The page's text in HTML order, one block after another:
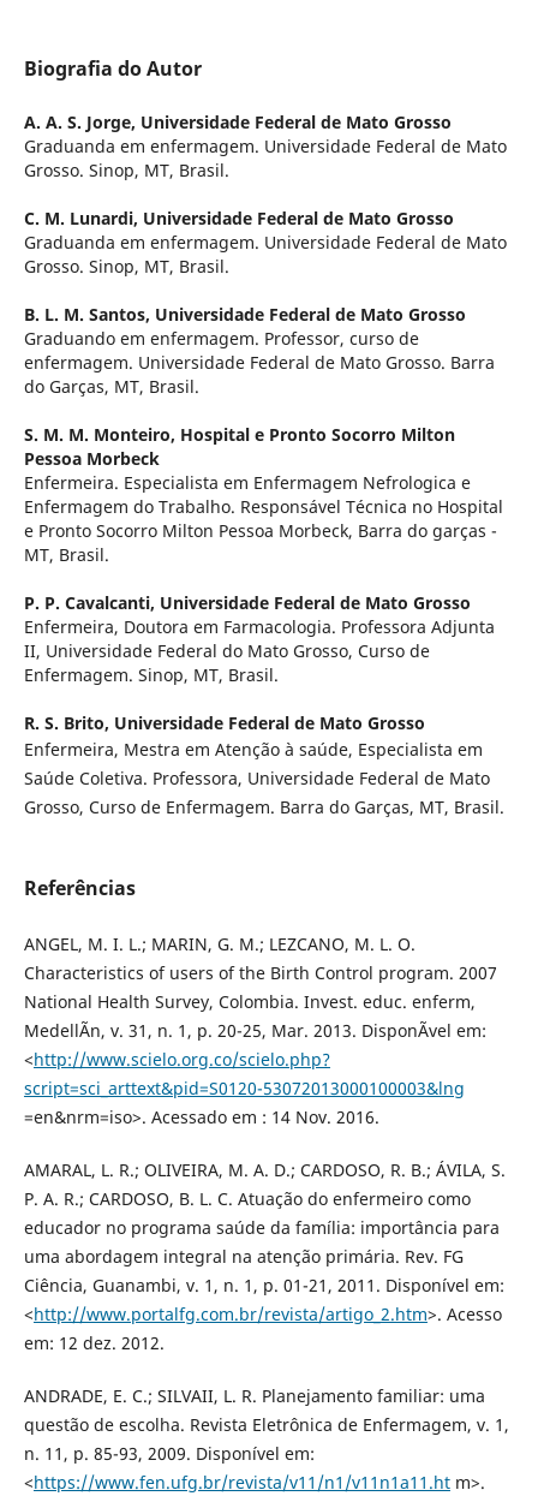
Biografia do Autor
A. A. S. Jorge, Universidade Federal de Mato Grosso
Graduanda em enfermagem. Universidade Federal de Mato
Grosso. Sinop, MT, Brasil.
C. M. Lunardi, Universidade Federal de Mato Grosso
Graduanda em enfermagem. Universidade Federal de Mato
Grosso. Sinop, MT, Brasil.
B. L. M. Santos, Universidade Federal de Mato Grosso
Graduando em enfermagem. Professor, curso de
enfermagem. Universidade Federal de Mato Grosso. Barra
do Garças, MT, Brasil.
S. M. M. Monteiro, Hospital e Pronto Socorro Milton
Pessoa Morbeck
Enfermeira. Especialista em Enfermagem Nefrologica e
Enfermagem do Trabalho. Responsável Técnica no Hospital
e Pronto Socorro Milton Pessoa Morbeck, Barra do garças -
MT, Brasil.
P. P. Cavalcanti, Universidade Federal de Mato Grosso
Enfermeira, Doutora em Farmacologia. Professora Adjunta
II, Universidade Federal do Mato Grosso, Curso de
Enfermagem. Sinop, MT, Brasil.
R. S. Brito, Universidade Federal de Mato Grosso
Enfermeira, Mestra em Atenção à saúde, Especialista em
Saúde Coletiva. Professora, Universidade Federal de Mato
Grosso, Curso de Enfermagem. Barra do Garças, MT, Brasil.
Referências
ANGEL, M. I. L.; MARIN, G. M.; LEZCANO, M. L. O.
Characteristics of users of the Birth Control program. 2007
National Health Survey, Colombia. Invest. educ. enferm,
MedellÃ­n, v. 31, n. 1, p. 20-25, Mar. 2013. DisponÃ­vel em:
<http://www.scielo.org.co/scielo.php?
script=sci_arttext&pid=S0120-53072013000100003&lng
=en&nrm=iso>. Acessado em : 14 Nov. 2016.
AMARAL, L. R.; OLIVEIRA, M. A. D.; CARDOSO, R. B.; ÁVILA, S.
P. A. R.; CARDOSO, B. L. C. Atuação do enfermeiro como
educador no programa saúde da família: importância para
uma abordagem integral na atenção primária. Rev. FG
Ciência, Guanambi, v. 1, n. 1, p. 01-21, 2011. Disponível em:
<http://www.portalfg.com.br/revista/artigo_2.htm>. Acesso
em: 12 dez. 2012.
ANDRADE, E. C.; SILVAII, L. R. Planejamento familiar: uma
questão de escolha. Revista Eletrônica de Enfermagem, v. 1,
n. 11, p. 85-93, 2009. Disponível em:
<https://www.fen.ufg.br/revista/v11/n1/v11n1a11.htm>.